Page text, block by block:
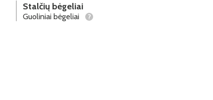
Stalčių bėgeliai
Guoliniai bėgeliai ?